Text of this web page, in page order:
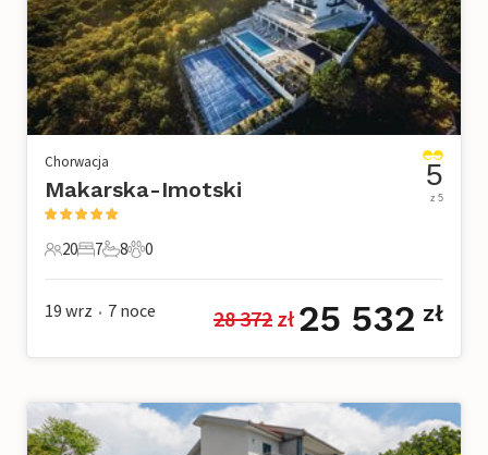
Chorwacja
Makarska-Imotski
20 Goście
20
7 Sypialnie
7
8 Łazienki
8
0 Zwierzęta domowe
0
5
z 5
19 wrz • 7 noce 28 372 zł 25 532 zł